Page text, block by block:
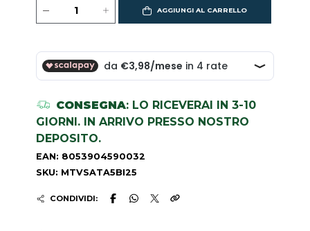
AGGIUNGI AL CARRELLO
CONSEGNA: LO RICEVERAI IN 3-10
GIORNI. IN ARRIVO PRESSO NOSTRO
DEPOSITO.
EAN: 8053904590032
SKU: MTVSATA5BI25
CONDIVIDI: